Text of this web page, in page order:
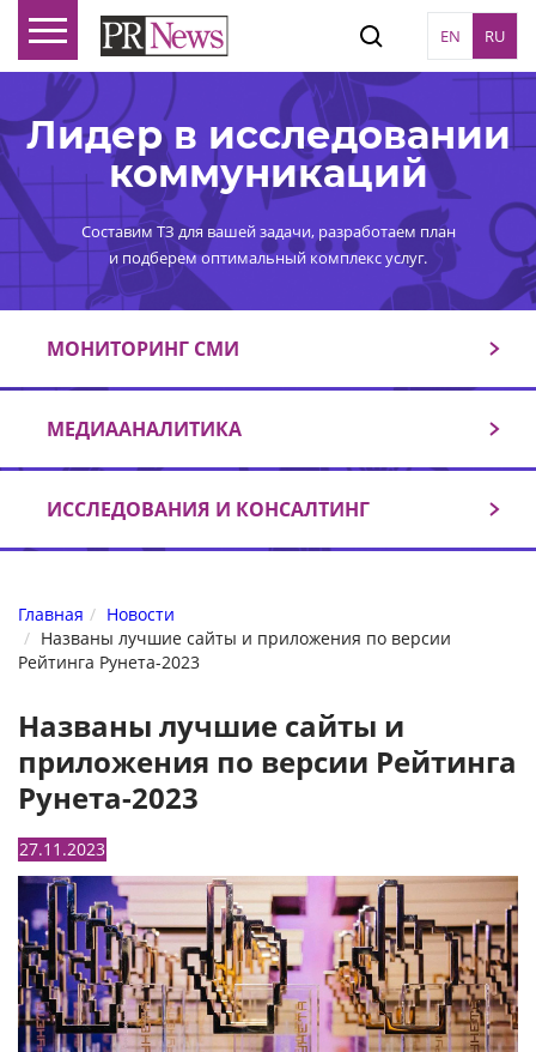
EN RU
Лидер в исследовании
коммуникаций
Составим ТЗ для вашей задачи, разработаем план
и подберем оптимальный комплекс услуг.
МОНИТОРИНГ СМИ
МЕДИААНАЛИТИКА
ИССЛЕДОВАНИЯ И КОНСАЛТИНГ
Главная
Новости
Названы лучшие сайты и приложения по версии
Рейтинга Рунета-2023
Названы лучшие сайты и
приложения по версии Рейтинга
Рунета-2023
27.11.2023